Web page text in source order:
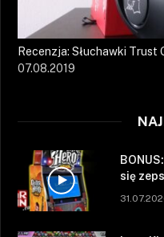
Recenzja: Słuchawki Trust
07.08.2019
się